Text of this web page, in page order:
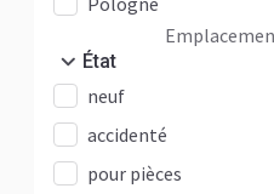
Autre
Zetros
État
neuf
accidenté
pour pièces